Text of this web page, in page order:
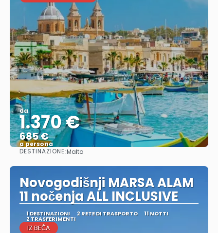
da
1.370 €
685 €
a persona
DESTINAZIONE:Malta
Novogodišnji MARSA ALAM
11 nočenja ALL INCLUSIVE
1 DESTINAZIONI 2 RETE DI TRASPORTO 11 NOTTI
2 TRASFERIMENTI
IZ BEČA